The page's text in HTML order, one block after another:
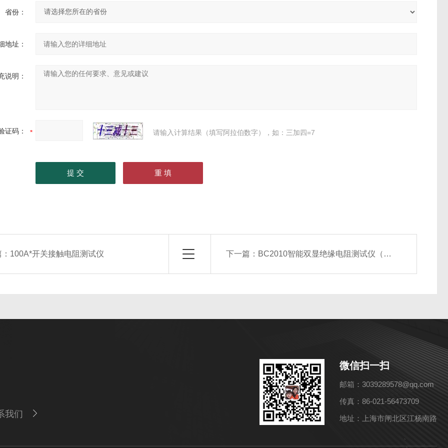
省份：
地址：
说明：
证码： 请输入计算结果（填写阿拉伯数字），如：三加四=7
100A*开关接触电阻测试仪 下一篇： BC2010智能双显绝缘电阻测试仪（四档）
我们
微信扫一扫
邮箱：3039289578@qq.com
传真：86-021-56473709
地址：上海市闸北区江杨南路